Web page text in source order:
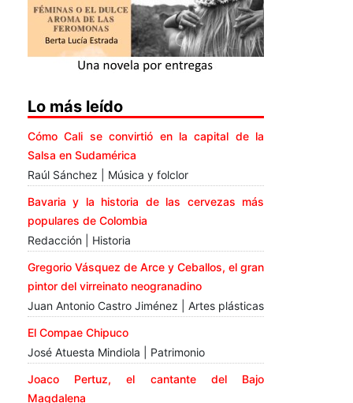
Lo más leído
Cómo Cali se convirtió en la capital de la
Salsa en Sudamérica
Raúl Sánchez | Música y folclor
Bavaria y la historia de las cervezas más
populares de Colombia
Redacción | Historia
Gregorio Vásquez de Arce y Ceballos, el gran
pintor del virreinato neogranadino
Juan Antonio Castro Jiménez | Artes plásticas
El Compae Chipuco
José Atuesta Mindiola | Patrimonio
Joaco Pertuz, el cantante del Bajo
Magdalena